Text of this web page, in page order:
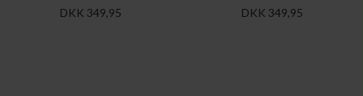
DKK 349,95 DKK 349,95